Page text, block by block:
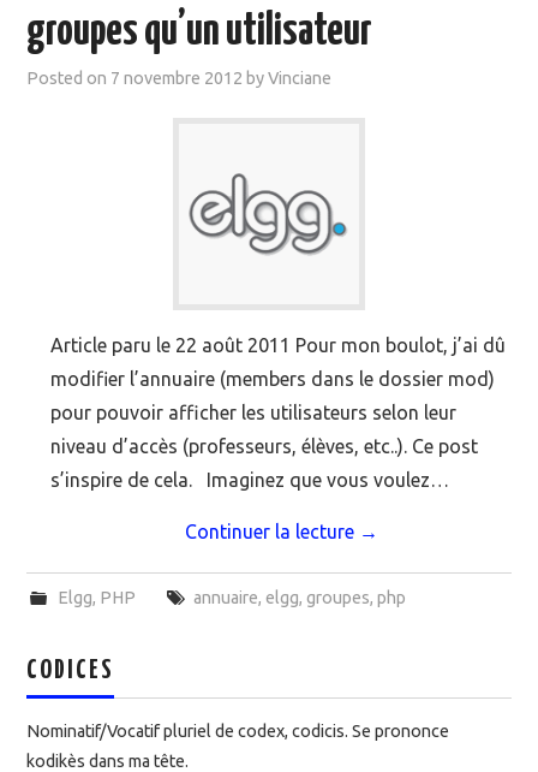
EVÉNEMENTS
groupes qu’un utilisateur
Posted on 7 novembre 2012 byVinciane
Article paru le 22 août 2011 Pour mon boulot, j’ai dû
modifier l’annuaire (members dans le dossier mod)
pour pouvoir afficher les utilisateurs selon leur
niveau d’accès (professeurs, élèves, etc..). Ce post
s’inspire de cela. Imaginez que vous voulez…
Continuer la lecture →
Elgg, PHP annuaire, elgg, groupes, php
CODICES
Nominatif/Vocatif pluriel de codex, codicis. Se prononce
kodikès dans ma tête.